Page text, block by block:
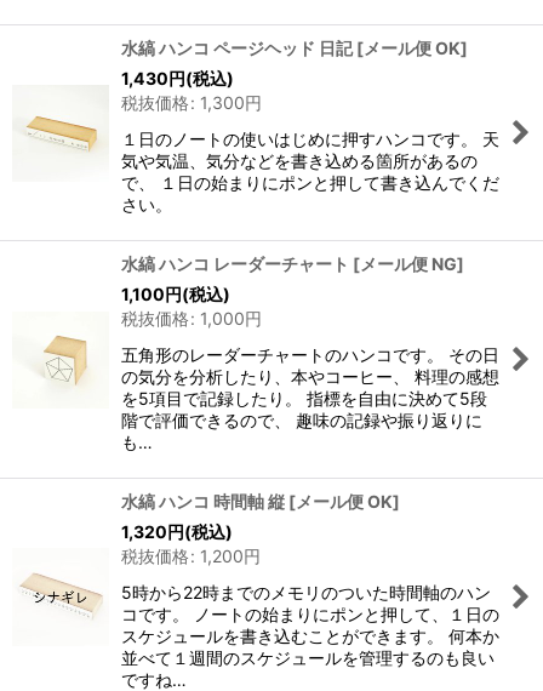
水縞 ハンコ ページヘッド 日記 [メール便 OK]
1,430円(税込)
税抜価格: 1,300円
１日のノートの使いはじめに押すハンコです。 天
気や気温、気分などを書き込める箇所があるの
で、 １日の始まりにポンと押して書き込んでくだ
さい。
水縞 ハンコ レーダーチャート [メール便 NG]
1,100円(税込)
税抜価格: 1,000円
五角形のレーダーチャートのハンコです。 その日
の気分を分析したり、本やコーヒー、 料理の感想
を5項目で記録したり。 指標を自由に決めて5段
階で評価できるので、 趣味の記録や振り返りに
も…
水縞 ハンコ 時間軸 縦 [メール便 OK]
1,320円(税込)
税抜価格: 1,200円
5時から22時までのメモリのついた時間軸のハン
コです。 ノートの始まりにポンと押して、１日の
スケジュールを書き込むことができます。 何本か
並べて１週間のスケジュールを管理するのも良い
ですね…